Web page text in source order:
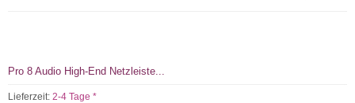
Pro 8 Audio High-End Netzleiste...
Lieferzeit: 2-4 Tage *